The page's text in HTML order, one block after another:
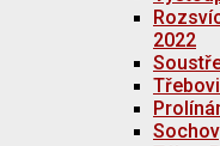
2022